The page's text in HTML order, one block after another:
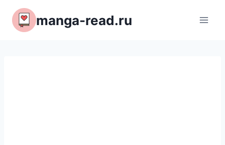
Перейти
содержимому
manga-read.ru